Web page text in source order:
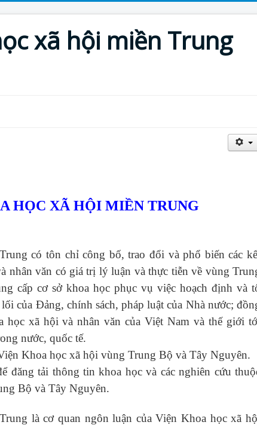
xã hội miền Trung
HỌC XÃ HỘI MIỀN TRUNG
có tôn chỉ công bố, trao đổi và phổ biến các
nhân văn có giá trị lý luận và thực tiễn về vùng
cấp cơ sở khoa học phục vụ việc hoạch định và
của Đảng, chính sách, pháp luật của Nhà nước;
học xã hội và nhân văn của Việt Nam và thế giới
nước, quốc tế.
Khoa học xã hội vùng Trung Bộ và Tây Nguyên.
đăng tải thông tin khoa học và các nghiên cứu
Bộ và Tây Nguyên.
là cơ quan ngôn luận của Viện Khoa học xã